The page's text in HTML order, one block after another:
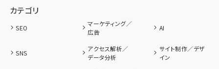
カテゴリ
SEO
マーケティング／
広告
AI
SNS
アクセス解析／
データ分析
サイト制作／デザ
イン